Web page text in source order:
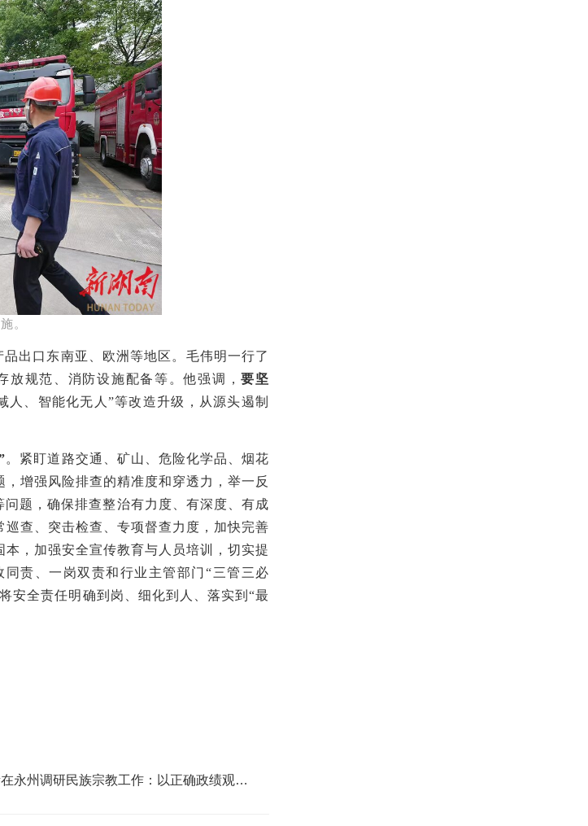
。
品出口东南亚、欧洲等地区 。 毛伟明一行了
放规范、消防设施配备等 。他强调，要坚
人、智能化无人”等改造升级，从源头遏制
。 紧盯道路交通、矿山、危险化学品、烟花
增强风险排查的精准度和穿透力 ，举一反
问题 ，确保排查整治有力度、有深度、有成
巡查、突击检查、专项督查力度， 加快完善
，加强安全宣传教育与人员培训， 切实提
同责、一岗双责和行业主管部门 “三管三必
安全责任明确到岗、 细化到人、 落实到“最
永州调研民族宗教工作：以正确政绩观引